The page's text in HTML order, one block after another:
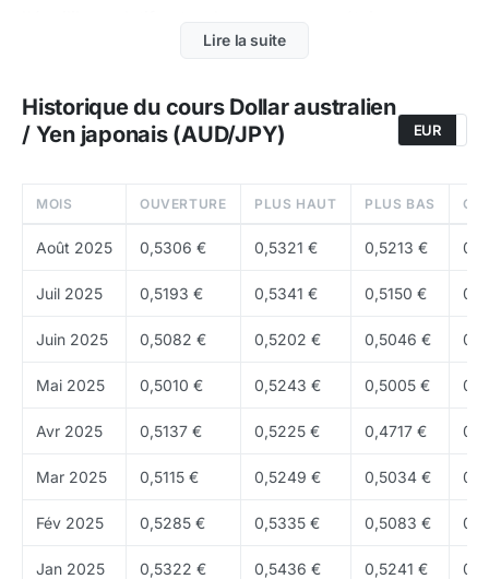
la "valeur absolue" d'une devise prise isolément.
avecle hub Forexetla page Bourse.
Que signifie exactement la paire Dollar
australien et Yen japonais. Son niveau indique
combien d'unités de la devise de cotation sont
base. Cette définition, simple en apparence, est
pas automatiquement que "tout va mieux" pour une
base s'apprécie relativement à la devise de cotation.
Le forex est donc un marché d'arbitrage relatif. Une
paire se lit toujours dans un rapport entre deux
Lire la suite
Historique du cours Dollar australien
/ Yen japonais (AUD/JPY)
EUR
MOIS OUVERTURE PLUS HAUT PLUS BAS
Août 2025 0,5306 € 0,5321 € 0,5213 €
Juil 2025 0,5193 € 0,5341 € 0,5150 €
Juin 2025 0,5082 € 0,5202 € 0,5046 €
Mai 2025 0,5010 € 0,5243 € 0,5005 €
Avr 2025 0,5137 € 0,5225 € 0,4717 €
Mar 2025 0,5115 € 0,5249 € 0,5034 €
Fév 2025 0,5285 € 0,5335 € 0,5083 €
Jan 2025 0,5322 € 0,5436 € 0,5241 €